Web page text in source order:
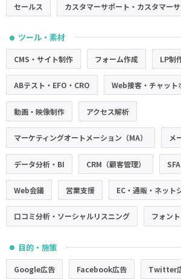
セールス カスタマーサポート・カスタマー
● ツール・素材
CMS・サイト制作 フォーム作成 LP制
ABテスト・EFO・CRO Web接客・チャット
動画・映像制作 アクセス解析
マーケティングオートメーション（MA） メ
データ分析・BI CRM（顧客管理）
Web会議 営業支援 EC・通販・ネット
口コミ分析・ソーシャルリスニング フォント
● 目的・施策
Google広告 Facebook広告 Twitter